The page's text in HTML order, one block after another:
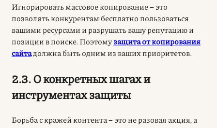
Игнорировать массовое копирование – это
позволять конкурентам бесплатно пользоваться
вашими ресурсами и разрушать вашу репутацию и
позиции в поиске. Поэтомузащита от копирования
сайтадолжна быть одним из ваших приоритетов.
2.3. О конкретных шагах и
инструментах защиты
Борьба с кражей контента – это не разовая акция, а